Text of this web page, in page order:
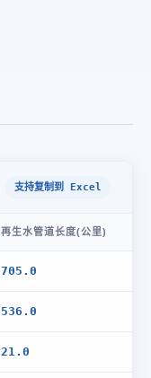
支持复制到 Excel
再生水管道长度(公里)
705.0
536.0
21.0